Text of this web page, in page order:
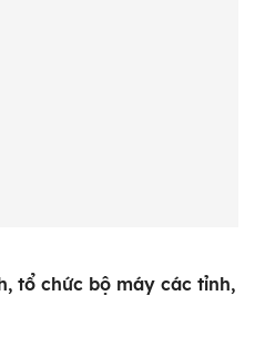
tổ chức bộ máy các tỉnh,